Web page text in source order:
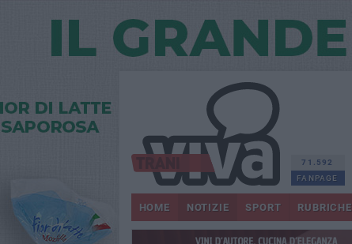
71.592
FANPAGE
HOME NOTIZIE SPORT RUBRICHE